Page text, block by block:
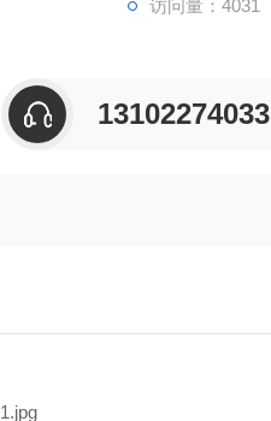
访问量：4031
13102274033